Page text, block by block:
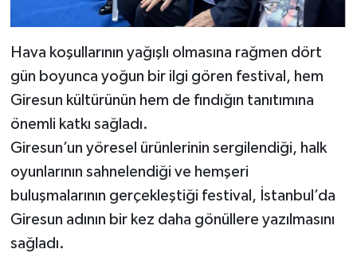
Hava koşullarının yağışlı olmasına rağmen dört
gün boyunca yoğun bir ilgi gören festival, hem
Giresun kültürünün hem de fındığın tanıtımına
önemli katkı sağladı.
Giresun’un yöresel ürünlerinin sergilendiği, halk
oyunlarının sahnelendiği ve hemşeri
buluşmalarının gerçekleştiği festival, İstanbul’da
Giresun adının bir kez daha gönüllere yazılmasını
sağladı.